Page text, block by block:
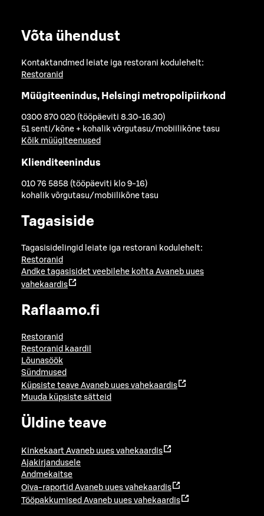
Võta ühendust
Kontaktandmed leiate iga restorani kodulehelt:
Restoranid
Müügiteenindus, Helsingi metropolipiirkond
0300 870 020 (tööpäeviti 8.30-16.30)
51 senti/kõne + kohalik võrgutasu/mobiilikõne tasu
Kõik müügiteenused
Klienditeenindus
010 76 5858 (tööpäeviti klo 9-16)
kohalik võrgutasu/mobiilikõne tasu
Tagasiside
Tagasisidelingid leiate iga restorani kodulehelt:
Restoranid
Andke tagasisidet veebilehe kohta Avaneb uues
vahekaardis
Raflaamo.fi
Restoranid
Restoranid kaardil
Lõunasöök
Sündmused
Küpsiste teave Avaneb uues vahekaardis
Muuda küpsiste sätteid
Üldine teave
Kinkekaart Avaneb uues vahekaardis
Ajakirjandusele
Andmekaitse
Oiva-raportid Avaneb uues vahekaardis
Tööpakkumised Avaneb uues vahekaardis